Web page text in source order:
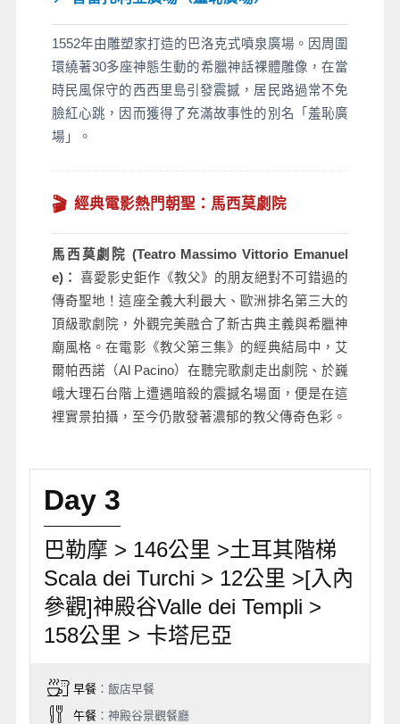
1552年由雕塑家打造的巴洛克式噴泉廣場。因周圍
環繞著30多座神態生動的希臘神話裸體雕像，在當
時民風保守的西西里島引發震撼，居民路過常不免
臉紅心跳，因而獲得了充滿故事性的別名「羞恥廣
場」。
🎬 經典電影熱門朝聖：馬西莫劇院
馬西莫劇院 (Teatro Massimo Vittorio Emanuel
e)：
喜愛影史鉅作《教父》的朋友絕對不可錯過的
傳奇聖地！這座全義大利最大、歐洲排名第三大的
頂級歌劇院，外觀完美融合了新古典主義與希臘神
廟風格。在電影《教父第三集》的經典結局中，艾
爾帕西諾（Al Pacino）在聽完歌劇走出劇院、於巍
峨大理石台階上遭遇暗殺的震撼名場面，便是在這
裡實景拍攝，至今仍散發著濃郁的教父傳奇色彩。
Day 3
巴勒摩 > 146公里 >土耳其階梯
Scala dei Turchi > 12公里 >[入內
參觀]神殿谷Valle dei Templi >
158公里 > 卡塔尼亞
早餐：飯店早餐
午餐：神殿谷景觀餐廳